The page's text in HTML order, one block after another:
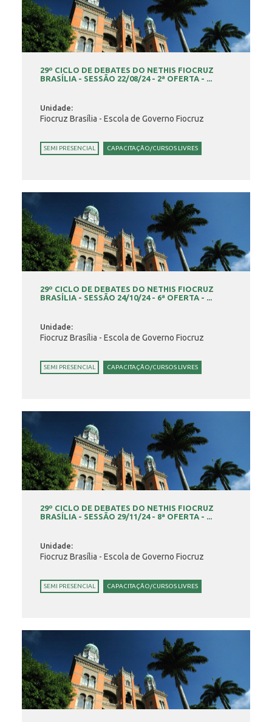
29º CICLO DE DEBATES DO NETHIS FIOCRUZ
BRASÍLIA - SESSÃO 22/08/24 - 2ª OFERTA - ...
Unidade:
Fiocruz Brasília - Escola de Governo Fiocruz
SEMI PRESENCIAL CAPACITAÇÃO/CURSOS LIVRES
29º CICLO DE DEBATES DO NETHIS FIOCRUZ
BRASÍLIA - SESSÃO 24/10/24 - 6ª OFERTA - ...
Unidade:
Fiocruz Brasília - Escola de Governo Fiocruz
SEMI PRESENCIAL CAPACITAÇÃO/CURSOS LIVRES
29º CICLO DE DEBATES DO NETHIS FIOCRUZ
BRASÍLIA - SESSÃO 29/11/24 - 8ª OFERTA - ...
Unidade:
Fiocruz Brasília - Escola de Governo Fiocruz
SEMI PRESENCIAL CAPACITAÇÃO/CURSOS LIVRES